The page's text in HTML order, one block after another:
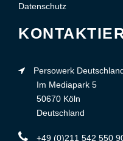
Datenschutz
Persowerk
Im Mediapark 5
50670 Köln
Deutschland
+49 (0)211 542 550